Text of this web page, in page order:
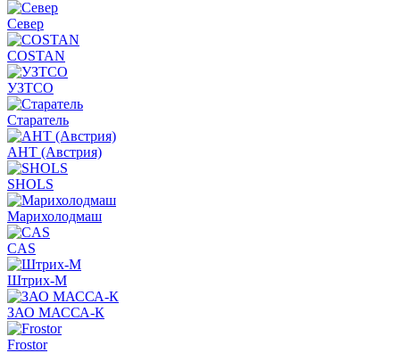
Север
COSTAN
УЗТСО
Старатель
АНТ (Австрия)
SHOLS
Марихолодмаш
CAS
Штрих-М
ЗАО МАССА-К
Frostor